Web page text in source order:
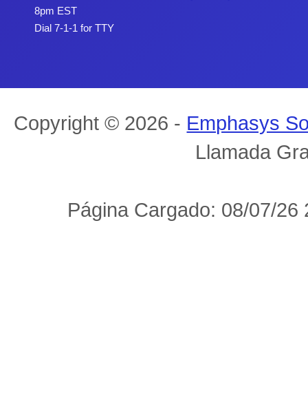
8pm EST
Dial 7-1-1 for TTY
Copyright © 2026 - Emphasys
Llamada
Página Cargado: 08/07/